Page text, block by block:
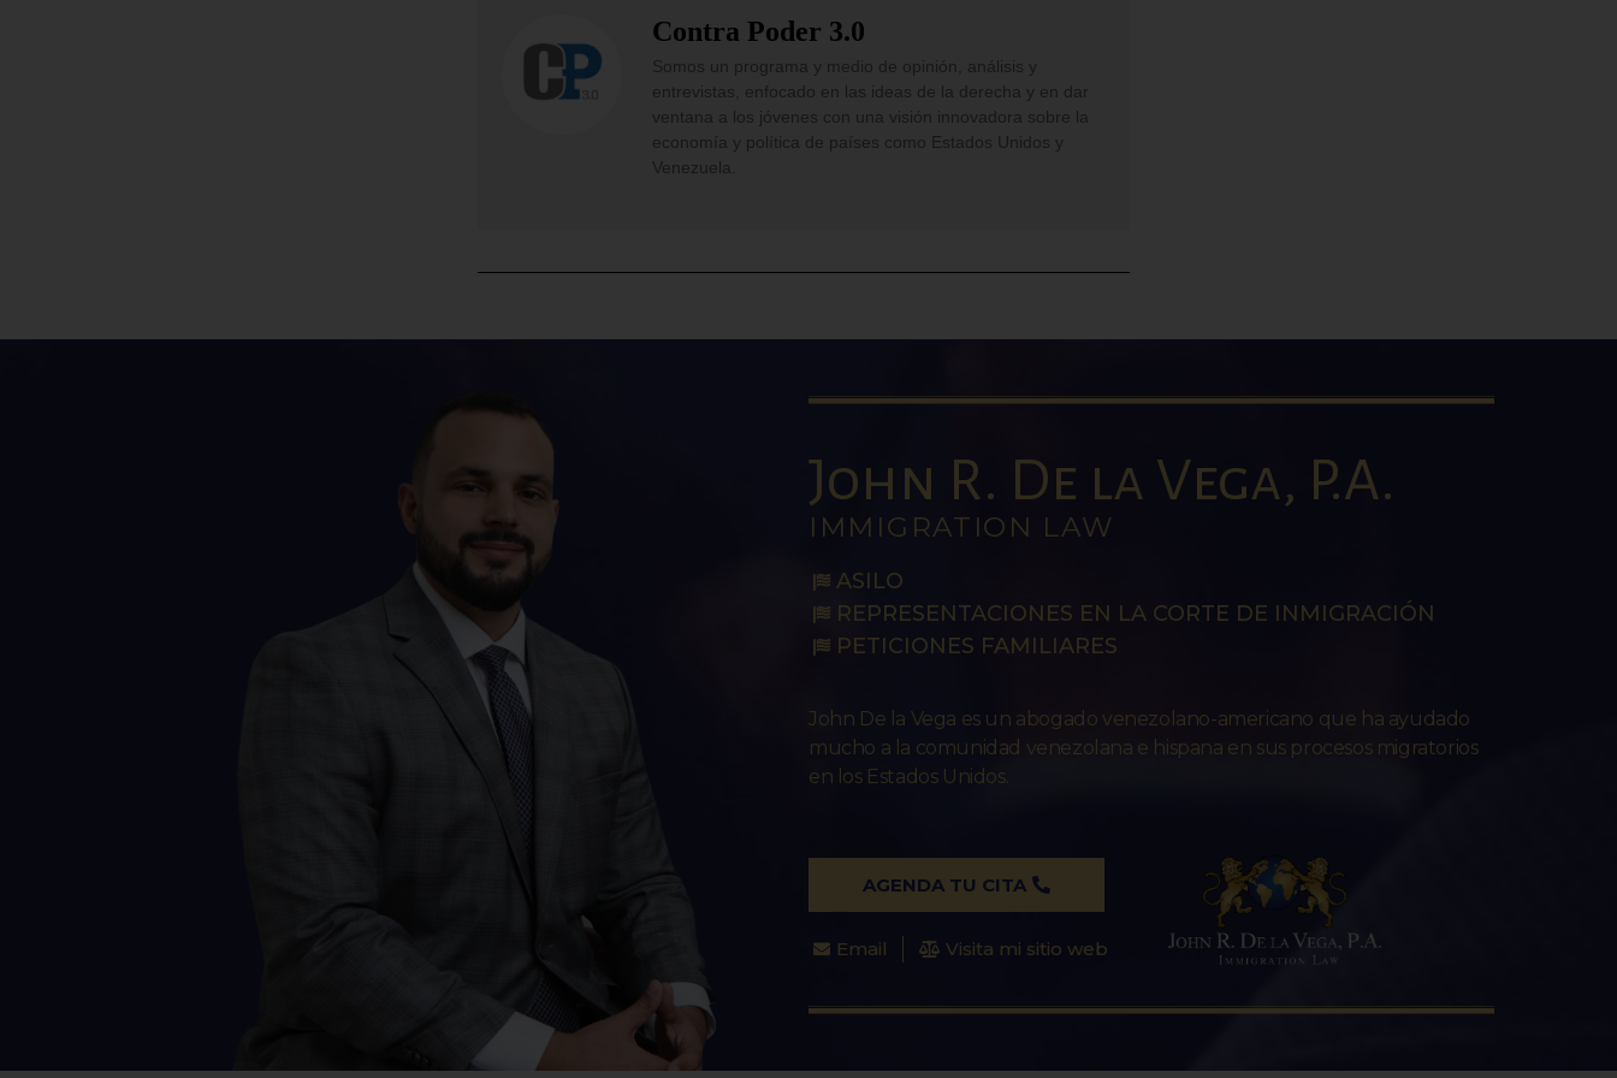
Contra Poder 3.0
Somos un programa y medio de opinión, análisis y
entrevistas, enfocado en las ideas de la derecha y en dar
ventana a los jóvenes con una visión innovadora sobre la
economía y política de países como Estados Unidos y
Venezuela.
John R. De la Vega, P.A.
IMMIGRATION LAW
ASILO
REPRESENTACIONES EN LA CORTE DE INMIGRACIÓN
PETICIONES FAMILIARES
John De la Vega es un abogado venezolano-americano que ha ayudado
mucho a la comunidad venezolana e hispana en sus procesos migratorios
en los Estados Unidos.
AGENDA TU CITA
Email Visita mi sitio web